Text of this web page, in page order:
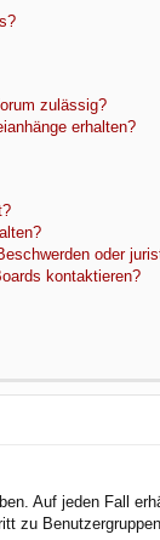
zulässig?
erhalten?
oder
kontaktieren?
Auf jeden Fall
zu